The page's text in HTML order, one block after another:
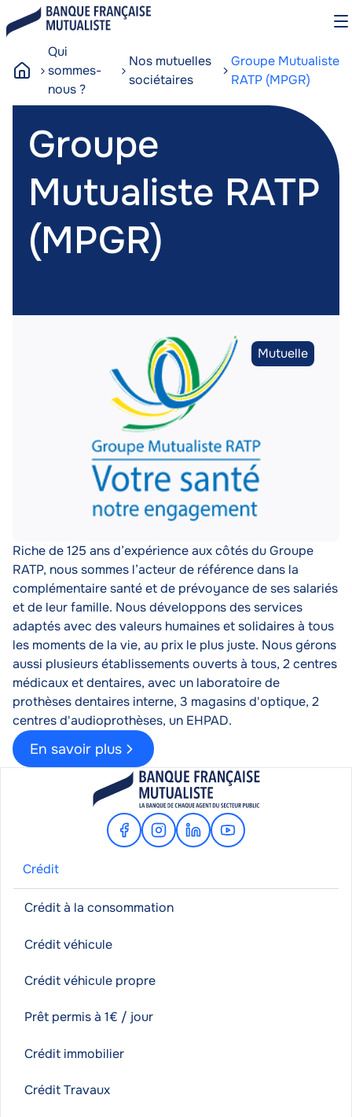
au
principal
c
Qui
sommes-
nous ?
Nos mutuelles
sociétaires
Groupe Mutualiste
RATP (MPGR)
Groupe
RATP
(MPGR)
Groupe
Mutualiste RATP
(MPGR)
Type
de
Mutuelle
Description
Riche de 125 ans d’expérience aux côtés du Groupe
RATP, nous sommes l’acteur de référence dans la
complémentaire santé et de prévoyance de ses salariés
et de leur famille. Nous développons des services
adaptés avec des valeurs humaines et solidaires à tous
les moments de la vie, au prix le plus juste. Nous gérons
aussi plusieurs établissements ouverts à tous, 2 centres
médicaux et dentaires, avec un laboratoire de
prothèses dentaires interne, 3 magasins d'optique, 2
centres d'audioprothèses, un EHPAD.
En savoir plus
FacebookInstagram
LinkedinYoutube
Crédit
Crédit à la consommation
Crédit véhicule
Crédit véhicule propre
Prêt permis à 1€ / jour
Crédit immobilier
Crédit Travaux